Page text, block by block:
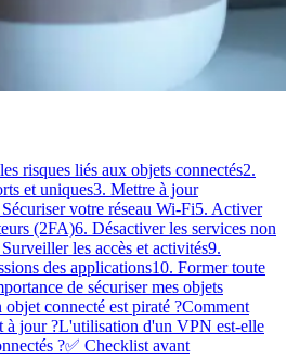
risques liés aux objets connectés2.
et uniques3. Mettre à jour
votre réseau Wi-Fi5. Activer
(2FA)6. Désactiver les services non
les accès et activités9.
des applications10. Former toute
de sécuriser mes objets
connecté est piraté ?Comment
à jour ?L'utilisation d'un VPN est-elle
?✅ Checklist avant